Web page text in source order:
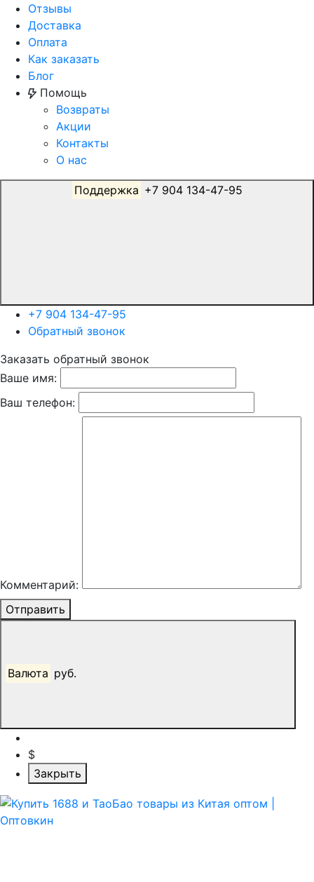
Отзывы
Доставка
Оплата
Как заказать
Блог
Помощь
Возвраты
Акции
Контакты
О нас
Поддержка
+7 904 134-47-95
Обратный звонок
Заказать обратный звонок
Ваше имя:
Ваш телефон:
Комментарий:
Отправить
Валюта руб.
$
Закрыть